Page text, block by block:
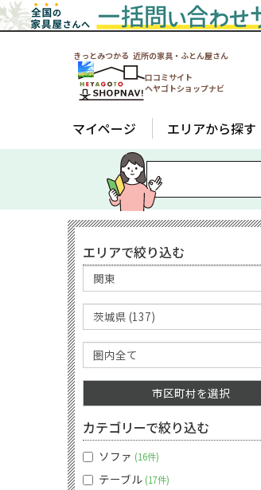
きっとみつかる 近所の家具・ふとん屋さん
口コミサイト
ヘヤゴトショップナビ
マイページ エリアから探す
エリアで絞り込む
市区町村を選択
カテゴリーで絞り込む
ソファ 16件
テーブル 17件